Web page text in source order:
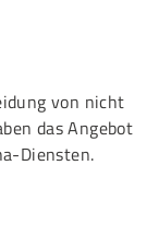
von nicht
das Angebot
Diensten.